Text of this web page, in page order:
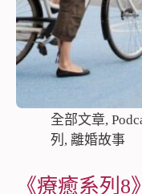
全部文章,
列 , 離婚故事
《療癒系列